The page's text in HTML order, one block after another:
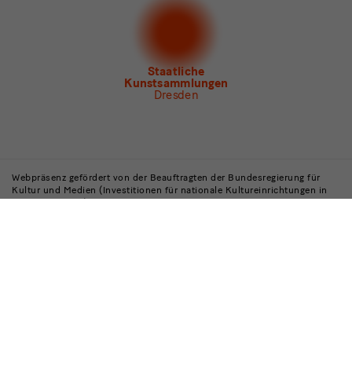
Museum für Sächsische Volkskunst
Staatliche
Kunstsammlungen
Dresden
Museen
und
Webpräsenz gefördert von der Beauftragten der Bundesregierung für
Kultur und Medien (Investitionen für nationale Kultureinrichtungen in
Ostdeutschland)